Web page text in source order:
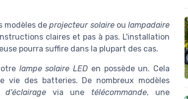
modèles deprojecteur solaireoulampadaire
claires et pas à pas. L'installation
pourra suffire dans la plupart des cas.
lampe solaire LED en possède un. Cela
vie des batteries. De nombreux modèles
d'éclairagevia une télécommande, une